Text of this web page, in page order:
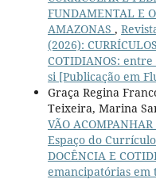
FUNDAMENTAL E
AMAZONAS ,
(2026):
COTIDIANOS:
si [Publicação em
Graça Regina
Teixeira, Marina
VÃO
Espaço do
DOCÊNCIA E
emancipatórias